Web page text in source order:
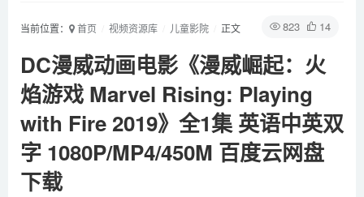
823 14
当前位置： 首页 视频资源库 儿童影院 正文
DC漫威动画电影《漫威崛起：火
焰游戏 Marvel Rising: Playing
with Fire 2019》全1集 英语中英双
字 1080P/MP4/450M 百度云网盘
下载